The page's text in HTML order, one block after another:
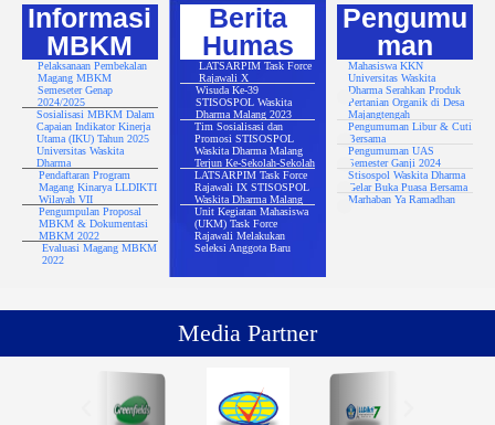
Informasi
MBKM
Pelaksanaan Pembekalan
Magang MBKM
Semeseter Genap
2024/2025
Sosialisasi MBKM Dalam
Capaian Indikator Kinerja
Utama (IKU) Tahun 2025
Universitas Waskita
Dharma
Pendaftaran Program
Magang Kinarya LLDIKTI
Wilayah VII
Pengumpulan Proposal
MBKM & Dokumentasi
MBKM 2022
Evaluasi Magang MBKM
2022
Berita
Humas
LATSARPIM Task Force
Rajawali X
Wisuda Ke-39
STISOSPOL Waskita
Dharma Malang 2023
Tim Sosialisasi dan
Promosi STISOSPOL
Waskita Dharma Malang
Terjun Ke-Sekolah-Sekolah
LATSARPIM Task Force
Rajawali IX STISOSPOL
Waskita Dharma Malang
Unit Kegiatan Mahasiswa
(UKM) Task Force
Rajawali Melakukan
Seleksi Anggota Baru
Pengumu
man
Mahasiswa KKN
Universitas Waskita
Dharma Serahkan Produk
Pertanian Organik di Desa
Majangtengah
Pengumuman Libur & Cuti
Bersama
Pengumuman UAS
Semester Ganji 2024
Stisospol Waskita Dharma
Gelar Buka Puasa Bersama
Marhaban Ya Ramadhan
Media Partner